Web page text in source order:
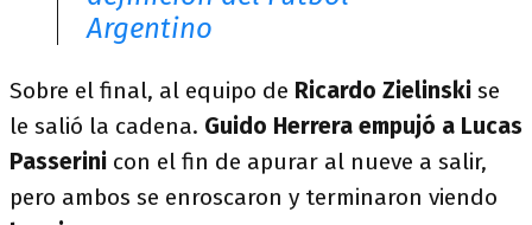
Argentino
Sobre el final, al equipo de Ricardo Zielinski se
le salió la cadena. Guido Herrera empujó a Lucas
Passerini con el fin de apurar al nueve a salir,
pero ambos se enroscaron y terminaron viendo